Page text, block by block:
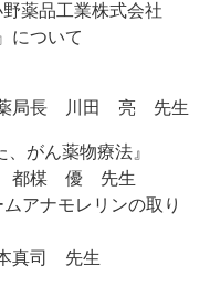
薬品工業株式会社
について
局長 川田 亮 先生
がん薬物療法』
都楳 優 先生
アナモレリンの取り
真司 先生